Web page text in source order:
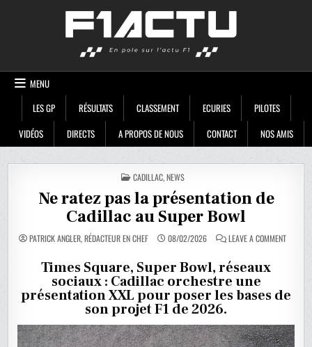
MENU
LES GP
RÉSULTATS CLASSEMENT ECURIES
PILOTES
VIDÉOS
DIRECTS A PROPOS DE NOUS CONTACT NOS AMIS
POSTED
IN
CADILLAC,NEWS
Ne ratez pas la présentation de
Cadillac au Super Bowl
PATRICK ANGLER, RÉDACTEUR EN CHEF 08/02/2026 LEAVE A COMMENTON
Times Square, Super Bowl, réseaux
sociaux : Cadillac orchestre une
présentation XXL pour poser les bases de
son projet F1 de 2026.